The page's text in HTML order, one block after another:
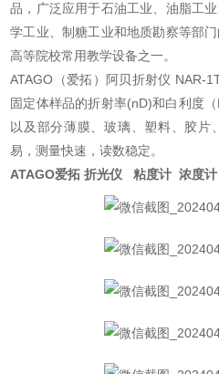
品，广泛应用于石油工业、油脂工
学工业、制糖工业和地质勘察等部
高等院校常用教学设备之一。
ATAGO（爱拓）阿贝折射仪 NAR-
固定体样品的折射率(nD)和白利度
以及部分薄膜、玻璃、塑料、胶片
易，测量快速，读数稳定。
ATAGO爱拓 折光仪 粘度计 浓度